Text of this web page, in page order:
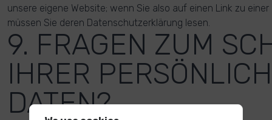
unsere eigene Website; wenn Sie also auf einen Link zu
müssen Sie deren Datenschutzerklärung lesen.
9. FRAGEN ZUM
IHRER
DATEN?